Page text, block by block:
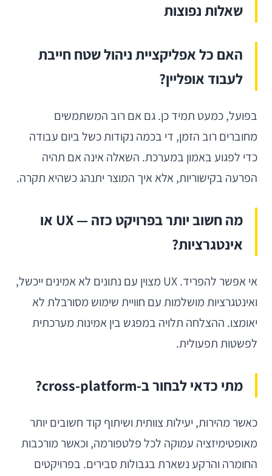
שאלות נפוצות
האם כל אפליקציית ניהול שטח חייבת
לעבוד אופליין?
בפועל, כמעט תמיד כן. גם אם רוב המשתמשים
מחוברים רוב הזמן, די בכמה נקודות כשל ביום עבודה
כדי לפגוע באמון במערכת. השאלה אינה אם תהיה
הפרעה בקישוריות, אלא איך המוצר יתנהג כשהיא תקרה.
מה חשוב יותר בפרויקט כזה — UX או
אינטגרציות?
אי אפשר להפריד. UX מצוין עם נתונים לא אמינים ייכשל,
ואינטגרציות מושלמות עם חוויית שימוש מסורבלת לא
יאומצו. ההצלחה תלויה במפגש בין אמינות מערכתית
לפשטות תפעולית.
מתי כדאי לבחור ב-cross-platform?
כאשר מהירות, יעילות צוותית ושיתוף קוד חשובים יותר
מאופטימיזציה עמוקה לכל פלטפורמה, וכאשר מורכבות
החומרה והרקע נשארת בגבולות סבירים. בפרויקטים